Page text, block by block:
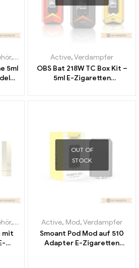
, Verdampfer
5ml
丨
Active,Verdampfer
OBS Bat 218W TC Box Kit –
5ml E-Zigaretten
, Verdampfer
mit
OUT OF
STOCK
Active, Mod,Verdampfer
Smoant Pod Mod auf 510
Adapter E-Zigaretten